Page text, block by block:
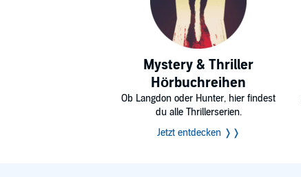
Mystery & Thriller
Hörbuchreihen
Ob Langdon oder Hunter, hier findest
du alle Thrillerserien.
Jetzt entdecken ❭❭